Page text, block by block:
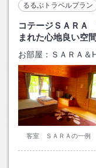
るるぶトラベルプラン
コテージＳＡＲＡ
まれた心地良い空
お部屋： ＳＡＲＡ
客室 ＳＡＲＡの一例